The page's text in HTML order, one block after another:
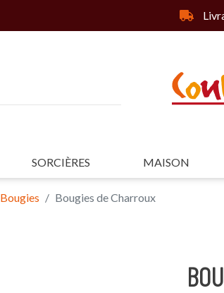
SORCIÈRES MAISON
Bougies Bougies de Charroux